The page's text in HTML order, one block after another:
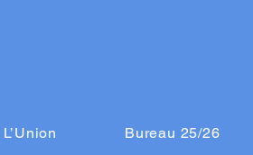
L’Union Bureau 25/26